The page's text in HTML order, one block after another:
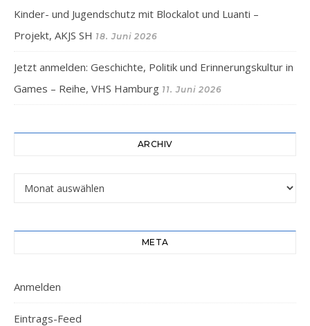
Kinder- und Jugendschutz mit Blockalot und Luanti –
Projekt, AKJS SH 18. Juni 2026
Jetzt anmelden: Geschichte, Politik und Erinnerungskultur in
Games – Reihe, VHS Hamburg 11. Juni 2026
ARCHIV
META
Anmelden
Eintrags-Feed